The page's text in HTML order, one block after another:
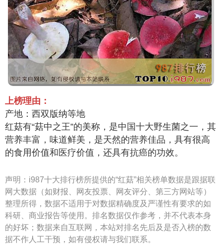
上榜理由：
产地：西双版纳等地
红菇有“菇中之王”的美称，是中国十大野生菌之一，其
营养丰富，味道鲜美，是天然的营养佳品，具有很高
的食用价值和医疗价值，还具有抗癌的功效。
声明： i987十大排行榜所提供的“红菇”相关榜单数据是跟据联
网大数据（如财报、网友投票、网友评分、第三方网站等）
整理所得，数据不适用于对数据精确度及严谨性有要求的如
科研、商业报告等使用。排名数据仅作参考，并不代表本身
的好坏；数据来自互联网，本站对排名先后及是否入榜的数
据不作人工干预，如有侵权请与我们联系。